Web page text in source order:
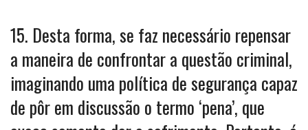
15. Desta forma, se faz necessário repensar
a maneira de confrontar a questão criminal,
imaginando uma política de segurança capaz
de pôr em discussão o termo ‘pena’, que